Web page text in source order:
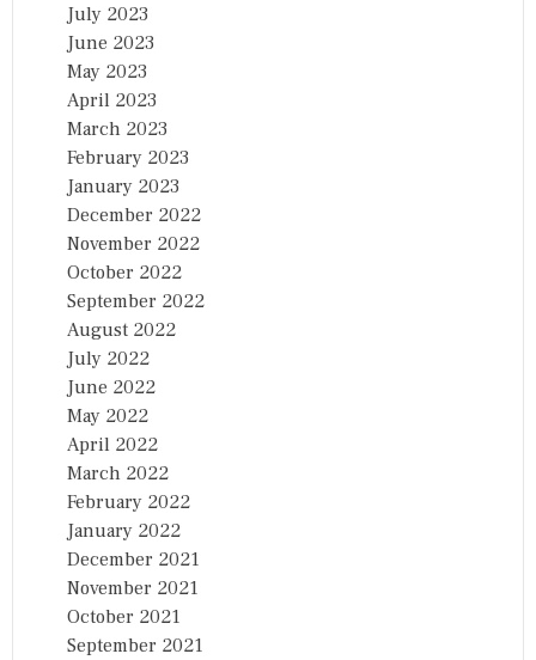
July 2023
June 2023
May 2023
April 2023
March 2023
February 2023
January 2023
December 2022
November 2022
October 2022
September 2022
August 2022
July 2022
June 2022
May 2022
April 2022
March 2022
February 2022
January 2022
December 2021
November 2021
October 2021
September 2021